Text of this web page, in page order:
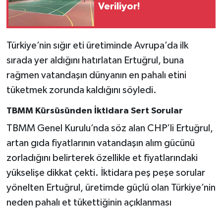
Veriliyor!
Türkiye’nin sığır eti üretiminde Avrupa’da ilk
sırada yer aldığını hatırlatan Ertuğrul, buna
rağmen vatandaşın dünyanın en pahalı etini
tüketmek zorunda kaldığını söyledi.
TBMM Kürsüsünden İktidara Sert Sorular
TBMM Genel Kurulu’nda söz alan CHP’li Ertuğrul,
artan gıda fiyatlarının vatandaşın alım gücünü
zorladığını belirterek özellikle et fiyatlarındaki
yükselişe dikkat çekti. İktidara peş peşe sorular
yönelten Ertuğrul, üretimde güçlü olan Türkiye’nin
neden pahalı et tükettiğinin açıklanması